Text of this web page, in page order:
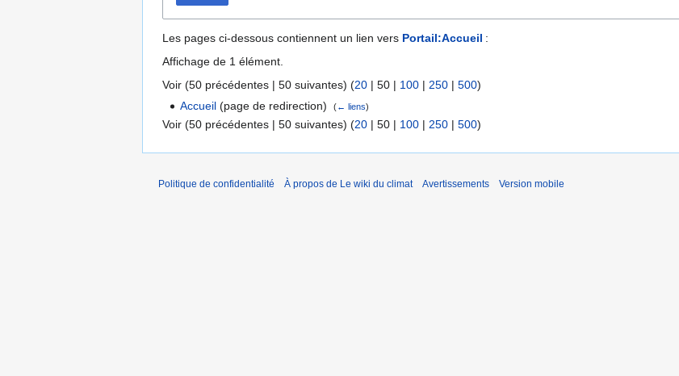
Les pages ci-dessous contiennent un lien vers Portail:Accueil :
Affichage de 1 élément.
Voir (50 précédentes | 50 suivantes) (20 | 50 | 100 | 250 | 500)
Accueil (page de redirection) ‎(← liens)
Voir (50 précédentes | 50 suivantes) (20 | 50 | 100 | 250 | 500)
Politique de confidentialité À propos de Le wiki du climat Avertissements Version mobile